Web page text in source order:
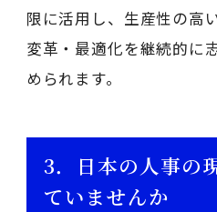
限に活用し、生産性の高
変革・最適化を継続的に
められます。
3．日本の人事の
ていませんか